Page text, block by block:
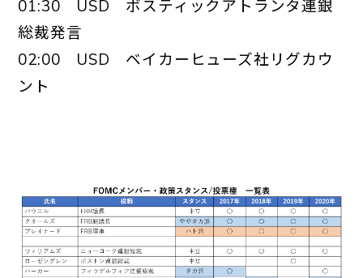
01:30 USD ボスティックアトランタ連銀
総裁発言
02:00 USD ベイカーヒューズ社リグカウ
ント